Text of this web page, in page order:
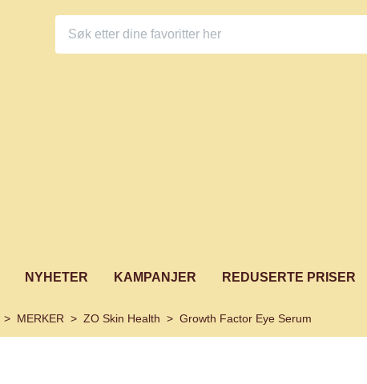
NYHETER KAMPANJER REDUSERTE PRISER
MERKER ZO Skin Health Growth Factor Eye Serum